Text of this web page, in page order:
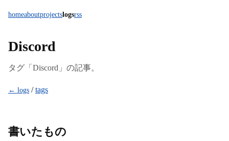
homeaboutprojectslogsrss
Discord
タグ「Discord」の記事。
← logs /tags
書いたもの